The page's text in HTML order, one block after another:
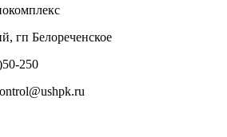
гп Белореченское
250